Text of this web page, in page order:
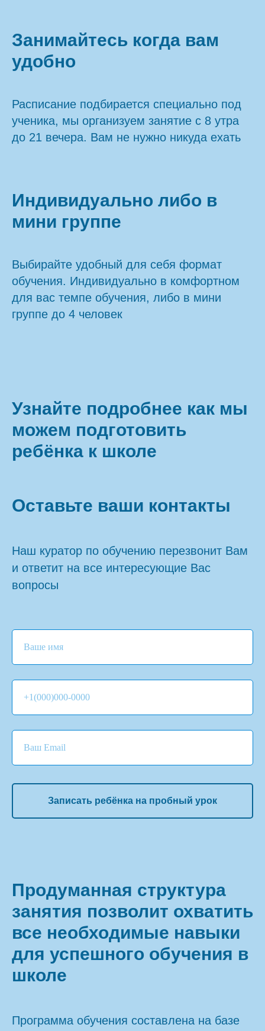
Занимайтесь когда вам
удобно
Расписание подбирается специально под
ученика, мы организуем занятие с 8 утра
до 21 вечера. Вам не нужно никуда ехать
Индивидуально либо в
мини группе
Выбирайте удобный для себя формат
обучения. Индивидуально в комфортном
для вас темпе обучения, либо в мини
группе до 4 человек
Узнайте подробнее как мы
можем подготовить
ребёнка к школе
Оставьте ваши контакты
Наш куратор по обучению перезвонит Вам
и ответит на все интересующие Вас
вопросы
Ваше имя
+1(000)000-0000
Ваш Email
Записать ребёнка на пробный урок
Продуманная структура
занятия позволит охватить
все необходимые навыки
для успешного обучения в
школе
Программа обучения составлена на базе